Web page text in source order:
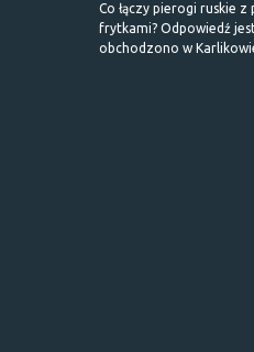
Co łączy pierogi ruskie
frytkami? Odpowiedź
obchodzono w